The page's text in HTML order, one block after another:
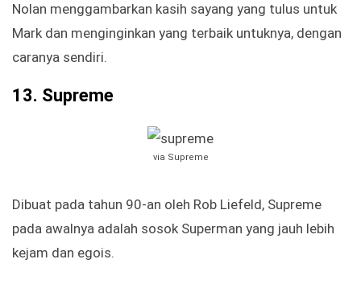
Nolan menggambarkan kasih sayang yang tulus untuk
Mark dan menginginkan yang terbaik untuknya, dengan
caranya sendiri.
13. Supreme
via Supreme
Dibuat pada tahun 90-an oleh Rob Liefeld, Supreme
pada awalnya adalah sosok Superman yang jauh lebih
kejam dan egois.